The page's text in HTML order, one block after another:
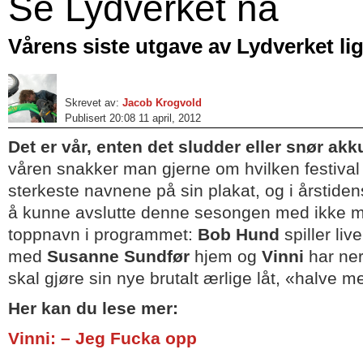
Vårens siste utgave av Lydverket
Skrevet av: Jacob Krogvold
Publisert 20:08 11 april, 2012
Det er vår, enten det sludder eller snør
våren snakker man gjerne om hvilken
sterkeste navnene på sin plakat, og i
å kunne avslutte denne sesongen med ikke
toppnavn i programmet: Bob Hund spiller
med Susanne Sundfør hjem og Vinni har
skal gjøre sin nye brutalt ærlige låt, «halve
Her kan du lese mer:
Vinni: – Jeg Fucka opp